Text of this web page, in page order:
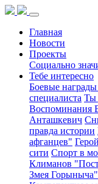
Главная
Новости
Проекты
Социально
Тебе интересно
Боевые
специалиста Ты
Воспоминания
Анташкевич
правда истории
афганцев"
сити Спорт в
Климанов
Змея Горыныча"